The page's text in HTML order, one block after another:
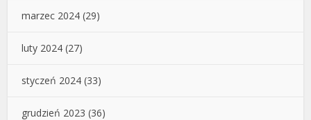
marzec 2024 (29)
luty 2024 (27)
styczeń 2024 (33)
grudzień 2023 (36)